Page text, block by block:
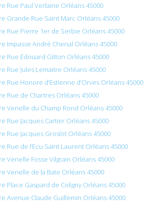
Rue Paul Verlaine Orléans 45000
Grande Rue Saint Marc Orléans 45000
Rue Pierre 1er de Serbie Orléans 45000
Impasse André Chenal Orléans 45000
Rue Édouard Gitton Orléans 45000
Rue Jules Lemaitre Orléans 45000
Rue Honore d’Estienne d’Orves Orléans 45000
Rue de Chartres Orléans 45000
Venelle du Champ Rond Orléans 45000
Rue Jacques Cartier Orléans 45000
Rue Jacques Groslot Orléans 45000
Rue de l’Ecu Saint Laurent Orléans 45000
Venelle Fosse Vilgrain Orléans 45000
Venelle de la Bate Orléans 45000
Place Gaspard de Coligny Orléans 45000
Avenue Claude Guillemin Orléans 45000